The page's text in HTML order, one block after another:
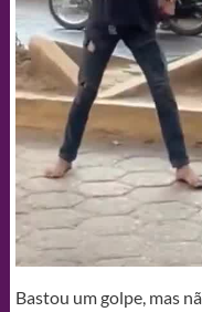
Bastou um golpe, mas